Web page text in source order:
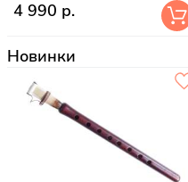
4 990 р.
Новинки